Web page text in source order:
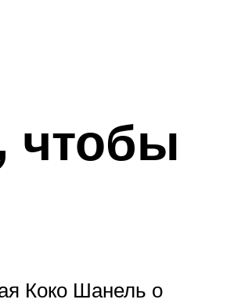
чтобы
Коко Шанель о